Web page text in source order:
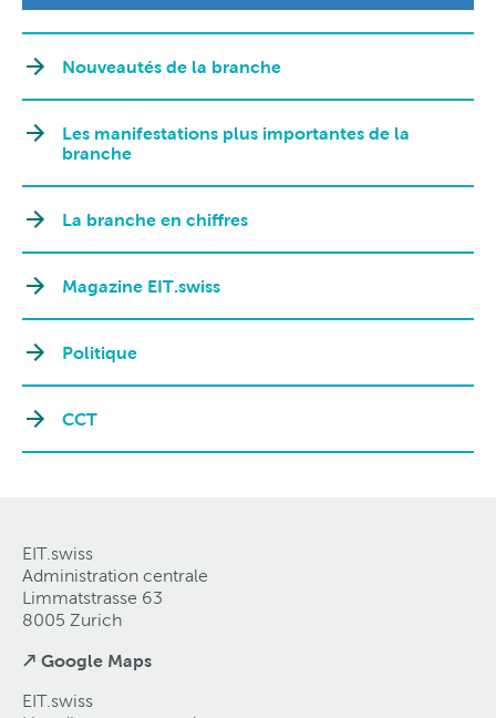
Nouveautés de la branche
Les manifestations plus importantes de la
branche
La branche en chiffres
Magazine EIT.swiss
Politique
CCT
EIT.swiss
Administration centrale
Limmatstrasse 63
8005 Zurich
↗ Google Maps
EIT.swiss